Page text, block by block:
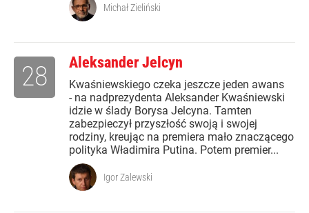
Michał Zieliński
Aleksander Jelcyn
Kwaśniewskiego czeka jeszcze jeden awans
- na nadprezydenta Aleksander Kwaśniewski
idzie w ślady Borysa Jelcyna. Tamten
zabezpieczył przyszłość swoją i swojej
rodziny, kreując na premiera mało znaczącego
polityka Władimira Putina. Potem premier...
28
Igor Zalewski